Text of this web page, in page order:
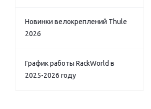
Новинки велокреплений Thule
2026
График работы RackWorld в
2025-2026 году